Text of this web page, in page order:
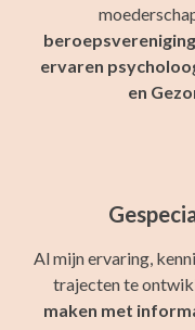
ervaren
en
Al mijn ervaring,
trajecten te
maken met